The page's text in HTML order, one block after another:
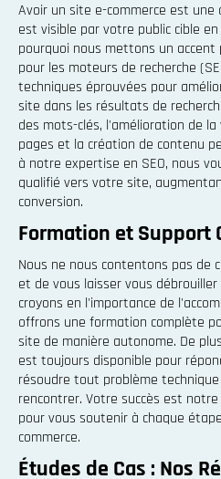
Avoir un site e-commerce est une
est visible par votre public cible
pourquoi nous mettons un
pour les moteurs de recherche
techniques éprouvées pour
site dans les résultats de
des mots-clés, l'amélioration de
pages et la création de contenu
à notre expertise en SEO, nous
qualifié vers votre site,
conversion.
Formation et Support
Nous ne nous contentons pas de
et de vous laisser vous débrouiller
croyons en l'importance de
offrons une formation complète
site de manière autonome. De
est toujours disponible pour
résoudre tout problème
rencontrer. Votre succès est
pour vous soutenir à chaque
commerce.
Études de Cas : Nos